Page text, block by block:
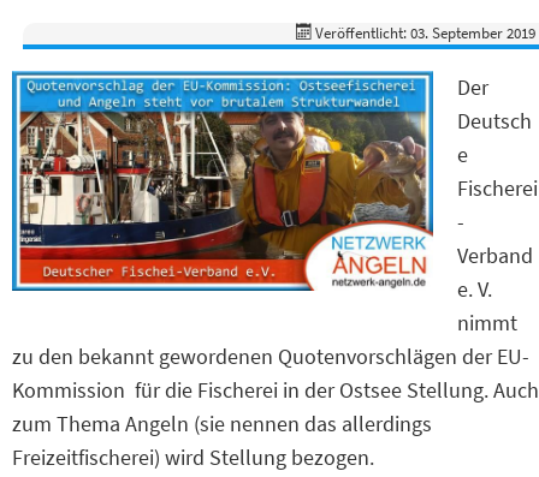
Veröffentlicht: 03. September 2019
Der
Deutsch
e
Fischerei
-
Verband
e. V.
nimmt
zu den bekannt gewordenen Quotenvorschlägen der EU-
Kommission für die Fischerei in der Ostsee Stellung. Auch
zum Thema Angeln (sie nennen das allerdings
Freizeitfischerei) wird Stellung bezogen.